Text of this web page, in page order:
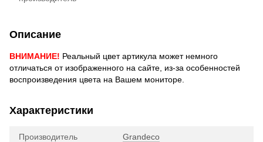
Описание
ВНИМАНИЕ! Реальный цвет артикула может немного
отличаться от изображенного на сайте, из-за особенностей
воспроизведения цвета на Вашем мониторе.
Характеристики
Производитель Grandeco